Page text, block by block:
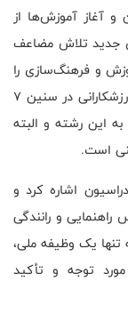
و آغاز آموزش‌ها از
جدید تلاش مضاعف
و فرهنگ‌سازی را
حتی از مدارس آغاز کنیم. امروزه شاهد حضور ورزشکارانی در سنین ۷
این رشته و البته
است.
اشاره کرد و
و رانندگی
یک وظیفه ملی،
توجه و تأکید